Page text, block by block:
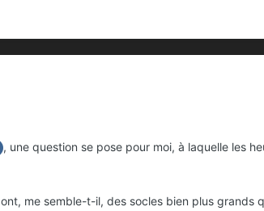
, une question se pose pour moi, à laquelle les
ont, me semble-t-il, des socles bien plus grands